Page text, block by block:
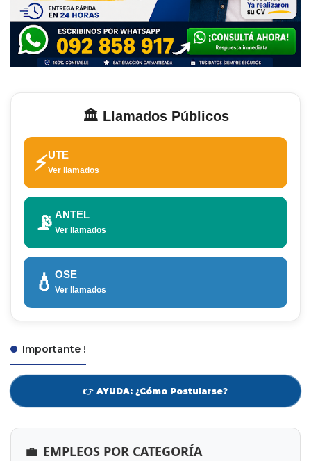
🏛️ Llamados Públicos
⚡UTE
Ver llamados
📡 ANTEL
Ver llamados
💧 OSE
Ver llamados
Importante !
👉 AYUDA: ¿Cómo Postularse?
💼 EMPLEOS POR CATEGORÍA